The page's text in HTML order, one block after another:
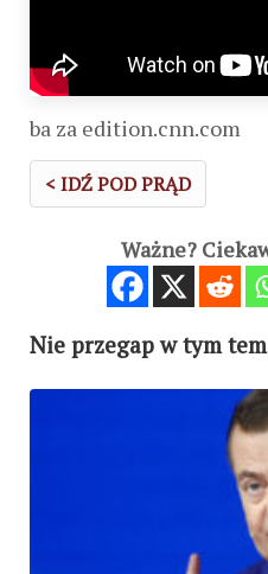
ba za edition.cnn.com
< IDŹ POD PRĄD
Ważne?
Nie przegap w tym